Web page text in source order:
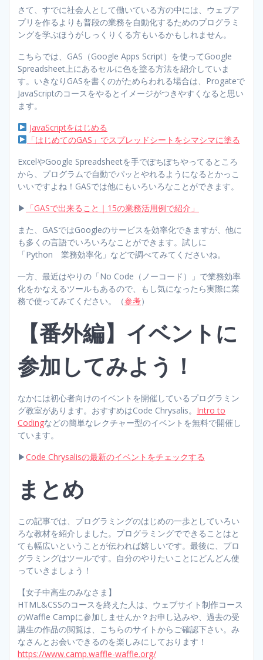
さて、すでに社会人として働いている方の中には、ウェブア
プリを作るよりも普段の業務を自動化するためのプログラミ
ングを学ぶほうがしっくりくる方もいるかもしれません。
こちらでは、GAS（Google Apps Script）を使ってGoogle
Spreadsheet上にあるセルに色を塗る方法を紹介していま
す。いきなりGASを書くのがためらわれる場合は、Progateで
JavaScriptのコースをやるとイメージがつきやすくなると思い
ます。
JavaScriptをはじめる
「はじめてのGAS」でスプレッドシートをシマシマに塗る
ExcelやGoogle Spreadsheetを手でぽちぽちやってるところ
から、プログラムで自動でパッとやれるようになるとかっこ
いいですよね！GASでは他にもいろいろなことができます。
▶︎ 「GASで出来ること｜15の業務活用例で紹介」
また、GASではGoogleのサービスを効率化できますが、他に
も多くの言語でいろいろなことができます。試しに
「Python 業務効率化」などで調べてみてくださいね。
一方、最近はやりの「No Code（ノーコード）」で業務効率
化をかなえるツールもあるので、もし気になったら実際に業
務で使ってみてください。（参考）
【番外編】イベントに
参加してみよう！
なかには初心者向けのイベントを開催しているプログラミン
グ教室があります。おすすめはCode Chrysalis。 Intro to
Codingなどの簡単なレクチャー型のイベントを無料で開催し
ています。
▶︎Code Chrysalisの最新のイベントをチェックする
まとめ
この記事では、プログラミングのはじめの一歩としていろい
ろな教材を紹介しました。プログラミングでできることはと
ても幅広いということが伝われば嬉しいです。最後に、プロ
グラミングはツールです。自分のやりたいことにどんどん使
っていきましょう！
【女子中高生のみなさま】
HTML&CSSのコースを終えた人は、ウェブサイト制作コース
のWaffle Campに参加しませんか？お申し込みや、過去の受
講生の作品の閲覧は、こちらのサイトからご確認下さい。み
なさんとお会いできるのを楽しみにしております！
https://www.camp.waffle-waffle.org/